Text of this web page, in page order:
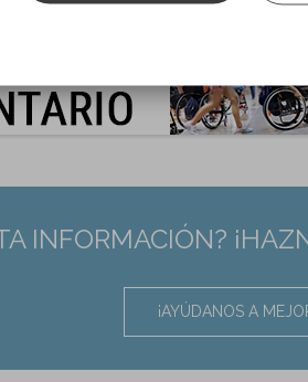
INFORMACIÓN?
¡AYÚDANOS A